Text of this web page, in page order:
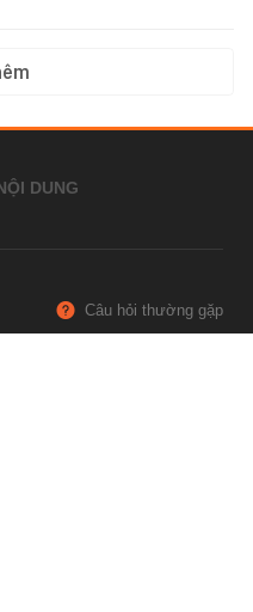
DUNG
Câu hỏi thường gặp